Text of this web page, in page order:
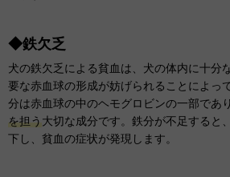
◆鉄欠乏
犬の鉄欠乏による貧血は、犬の体内に十分
要な赤血球の形成が妨げられることによっ
分は赤血球の中のヘモグロビンの一部であり
を担う大切な成分です。鉄分が不足すると
下し、貧血の症状が発現します。